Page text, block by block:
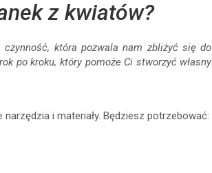
z kwiatów?
która pozwala nam zbliżyć się do
po kroku, który pomoże Ci stworzyć własny
i materiały. Będziesz potrzebować: